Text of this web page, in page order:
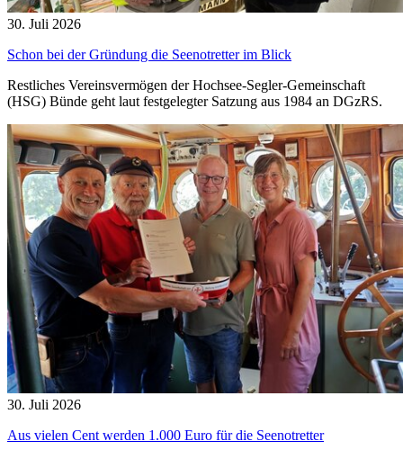
30. Juli 2026
Schon bei der Gründung die Seenotretter im Blick
Restliches Vereinsvermögen der Hochsee-Segler-Gemeinschaft
(HSG) Bünde geht laut festgelegter Satzung aus 1984 an DGzRS.
30. Juli 2026
Aus vielen Cent werden 1.000 Euro für die Seenotretter